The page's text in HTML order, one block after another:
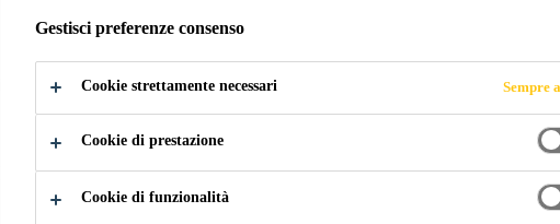
Facciate Francis Crick Institute
KINGDOM
Gestisci preferenze consenso
Cookie strettamente necessari Sempre
Cookie di prestazione
Cookie di funzionalità